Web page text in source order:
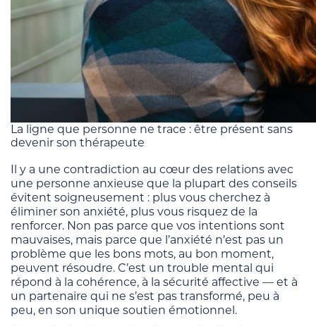
La ligne que personne ne trace : être présent sans
devenir son thérapeute
Il y a une contradiction au cœur des relations avec
une personne anxieuse que la plupart des conseils
évitent soigneusement : plus vous cherchez à
éliminer son anxiété, plus vous risquez de la
renforcer. Non pas parce que vos intentions sont
mauvaises, mais parce que l’anxiété n’est pas un
problème que les bons mots, au bon moment,
peuvent résoudre. C’est un trouble mental qui
répond à la cohérence, à la sécurité affective — et à
un partenaire qui ne s’est pas transformé, peu à
peu, en son unique soutien émotionnel.